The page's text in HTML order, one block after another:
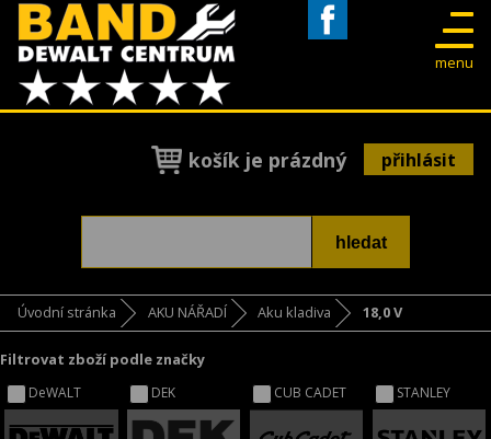
menu
košík je prázdný přihlásit
Úvodní stránka AKU NÁŘADÍ Aku kladiva 18,0 V
Filtrovat zboží podle značky
DeWALT DEK CUB CADET STANLEY